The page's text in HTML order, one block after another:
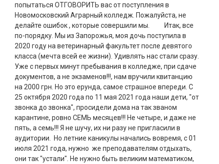
попытаться ОТГОВОРИТЬ вас от поступления в
Новомосковский Аграрный колледж. Пожалуйста, не
делайте ошибок , которые совершили мы. Итак, все
по-порядку. Мы из Запорожья, моя дочь поступила в
2020 году на ветеринарный факультет после девятого
класса (мечта всей ее жизни). Удивлять нас стали сразу.
Уже с первых минут пребывания в колледже, при сдаче
документов, а не экзаменов!!!, нам вручили квитанцию
на 2000 грн. Но это ерунда, самое страшное впереди. С
25 октября 2020 года по 11 мая 2021 года наши дети, "от
звонка до звонка", просидели дома на так званом
карантине, ровно СЕМЬ месяцев!!! Не четыре, и даже не
пять, а семь!!! Я не шучу, их ни разу не пригласили в
аудитории. Но летние каникулы начались вовремя, с 01
июля 2021 года, нужно же преподавателям отдыхать,
они так "устали". Не нужно быть великим математиком,